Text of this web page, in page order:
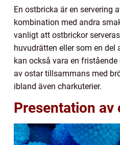
En ostbricka är en servering
kombination med andra
vanligt att ostbrickor
huvudrätten eller som en
kan också vara en
av ostar tillsammans med
ibland även charkuterier.
Presentation av